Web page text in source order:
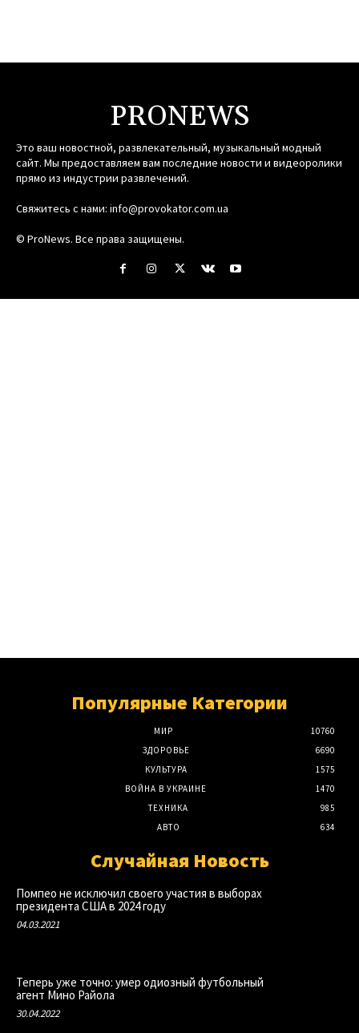
PRONEWS
Это ваш новостной, развлекательный, музыкальный модный
сайт. Мы предоставляем вам последние новости и видеоролики
прямо из индустрии развлечений.
Свяжитесь с нами: info@provokator.com.ua
© ProNews. Все права защищены.
Популярные Категории
МИР
10760
ЗДОРОВЬЕ
6690
КУЛЬТУРА
1575
ВОЙНА В УКРАИНЕ
1470
ТЕХНИКА
985
АВТО
634
Случайная Новость
Помпео не исключил своего участия в выборах
президента США в 2024 году
04.03.2021
Теперь уже точно: умер одиозный футбольный
агент Мино Райола
30.04.2022